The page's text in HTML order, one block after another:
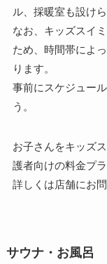
ル、採暖室も設け
なお、キッズスイ
ため、時間帯によ
ります。
事前にスケジュー
う。
お子さんをキッズ
護者向けの料金プ
詳しくは店舗にお
サウナ・お風呂